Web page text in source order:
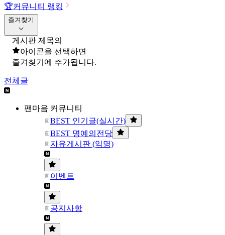
🏆커뮤니티 랭킹
즐겨찾기
게시판 제목의
아이콘을 선택하면
즐겨찾기에 추가됩니다.
전체글
팬마음 커뮤니티
BEST 인기글(실시간)
BEST 명예의전당
자유게시판 (익명)
이벤트
공지사항